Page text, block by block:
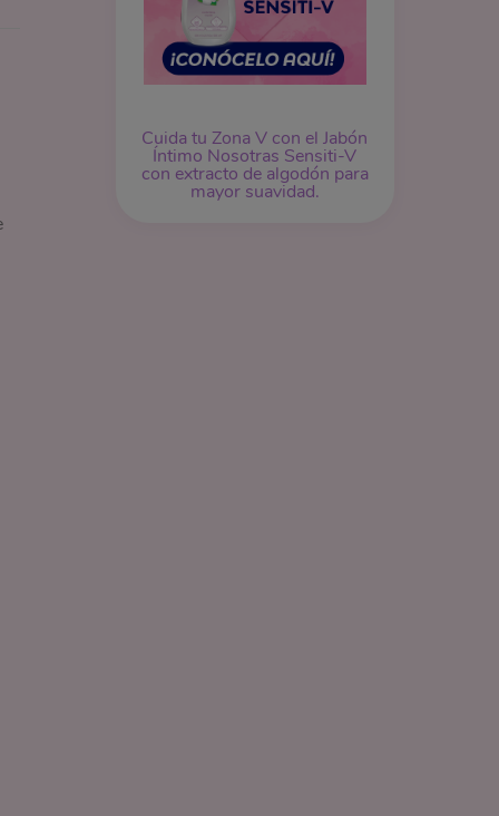
Cuida tu Zona V con el Jabón
Íntimo Nosotras Sensiti-V
con extracto de algodón para
mayor suavidad.